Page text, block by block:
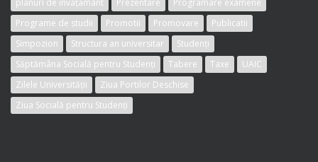
Programe de studii
Promotii Promovare
Publicatii
Simpozion
Structura an universitar
Studenți
Săptămâna Socială pentru Studenți
Tabere Taxe
UAIC
Zilele Universității
Ziua Portilor Deschise
Ziua Socială pentru Studenți